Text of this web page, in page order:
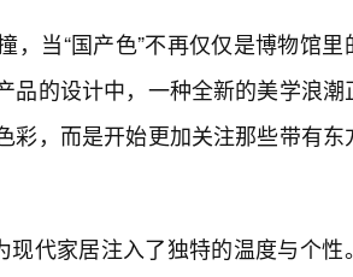
，当“国产色”不再仅仅是博物馆
品的设计中，一种全新的美学浪潮
，而是开始更加关注那些带有东
现代家居注入了独特的温度与个性